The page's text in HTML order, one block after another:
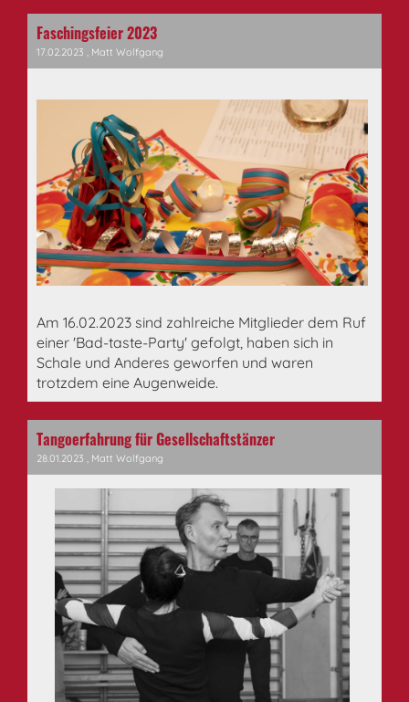
Faschingsfeier 2023
17.02.2023 , Matt Wolfgang
Am 16.02.2023 sind zahlreiche Mitglieder dem Ruf
einer 'Bad-taste-Party' gefolgt, haben sich in
Schale und Anderes geworfen und waren
trotzdem eine Augenweide.
Tangoerfahrung für Gesellschaftstänzer
28.01.2023 , Matt Wolfgang